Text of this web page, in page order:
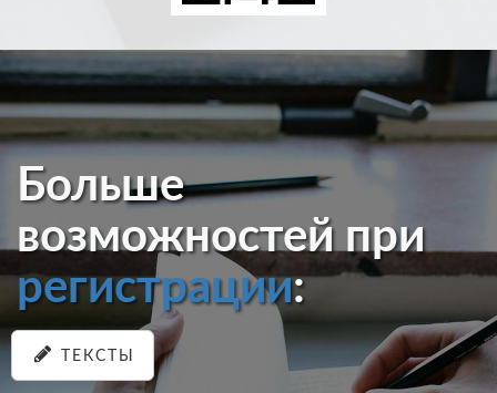
Больше
возможностей при
регистрации:
ТЕКСТЫ